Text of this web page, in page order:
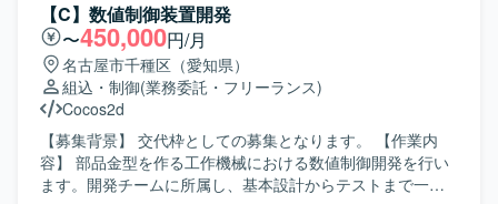
【C】数値制御装置開発
〜450,000円/月
名古屋市千種区（愛知県）
組込・制御(業務委託・フリーランス)
Cocos2d
【募集背景】 交代枠としての募集となります。 【作業内
容】 部品金型を作る工作機械における数値制御開発を行い
ます。開発チームに所属し、基本設計からテストまで一連